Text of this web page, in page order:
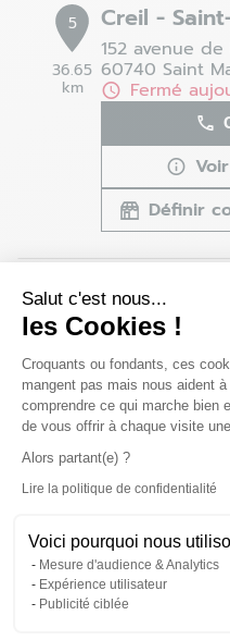
Salut c'est nous...
les Cookies !
Plateforme de
Croquants ou fondants, ces
mangent pas mais nous aident à
comprendre ce qui marche bien
de vous offrir à chaque visite
Alors partant(e) ?
Lire la politique de confidentialité
Voici pourquoi nous
Mesure d'audience & Analytics
Expérience utilisateur
Publicité ciblée
Axeptio
5
36.65
km
Creil -
152 avenue de
60740 Saint
Fermé
Définir
6
km
Buchelay -
Centre
78200
Fermé
Définir
7 Beauvais -
Rue Paul Gréber